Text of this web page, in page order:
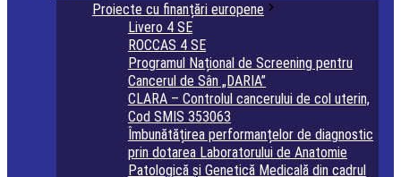
Proiecte cu finanțări europene
Livero 4 SE
ROCCAS 4 SE
Programul Național de Screening pentru
Cancerul de Sân „DARIA”
CLARA – Controlul cancerului de col uterin,
Cod SMIS 353063
Îmbunătățirea performanțelor de diagnostic
prin dotarea Laboratorului de Anatomie
Patologică și Genetică Medicală din cadrul